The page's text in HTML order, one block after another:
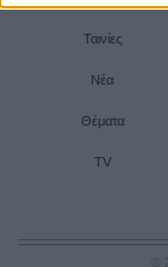
Ταινίες
Νέα
Θέματα
TV
©